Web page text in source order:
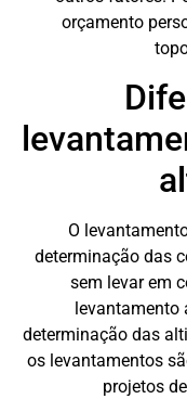
orçamento
O
determinação das
sem levar em
levantamento
determinação das
os levantamentos
projetos